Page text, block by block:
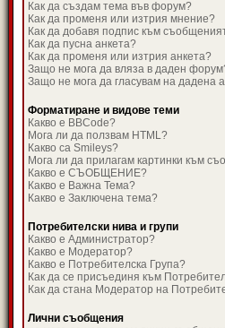
Как да създам тема във форум?
Как да променя или изтрия мнение?
Как да добавя подпис към
Как да пусна анкета?
Как да променя или изтрия анкета?
Защо не мога да вляза в даден
Защо не мога да гласувам на дадена
Форматиране и видове теми
Какво е BBCode?
Мога ли да ползвам HTML?
Какво са Smileys?
Мога ли да прилагам картинки към
Какво е СЪОБЩЕНИЕ?
Какво е Важна Тема?
Какво е Заключена тема?
Потребителски нива и групи
Какво е Администратор?
Какво е Модератор?
Какво е Потребителска Група?
Как да се присъединя към
Как да стана Модератор на
Лични съобщения